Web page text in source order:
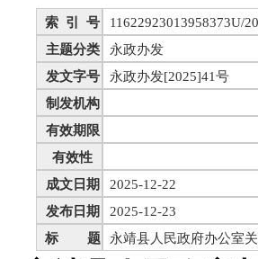
索 引 号
11622923013958373U/
主题分类
永政办发
发文字号
永政办发[2025]41号
制发机构
有效期限
有效性
成文日期
2025-12-22
发布日期
2025-12-23
标 题